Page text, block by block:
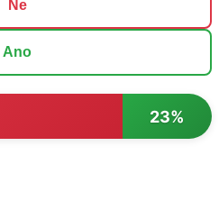
Ne
Ano
23%